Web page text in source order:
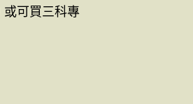
或可買三科專